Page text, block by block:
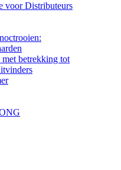
voor Distributeurs
betrekking tot